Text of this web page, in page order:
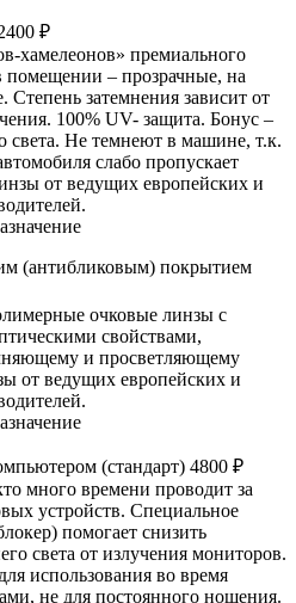
₽
хамелеонов» премиального
помещении – прозрачные, на
Степень затемнения зависит от
100% UV- защита. Бонус –
света. Не темнеют в машине, т.к.
слабо пропускает
от ведущих европейских и
(антибликовым) покрытием
очковые линзы с
свойствами,
и просветляющему
от ведущих европейских и
(стандарт) 4800 ₽
много времени проводит за
устройств. Специальное
помогает снизить
света от излучения мониторов.
использования во время
не для постоянного ношения.